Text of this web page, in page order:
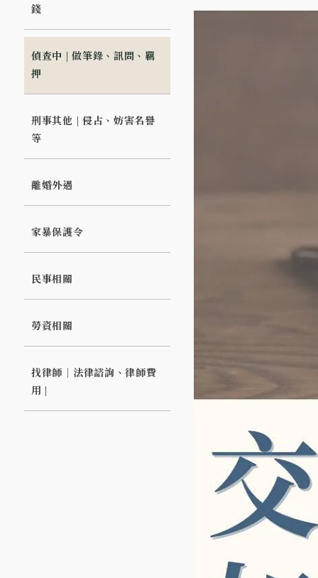
錢
偵查中 | 做筆錄、訊問、羈
押
刑事其他 | 侵占、妨害名譽
等
離婚外遇
家暴保護令
民事相關
勞資相關
找律師｜法律諮詢、律師費
用 |